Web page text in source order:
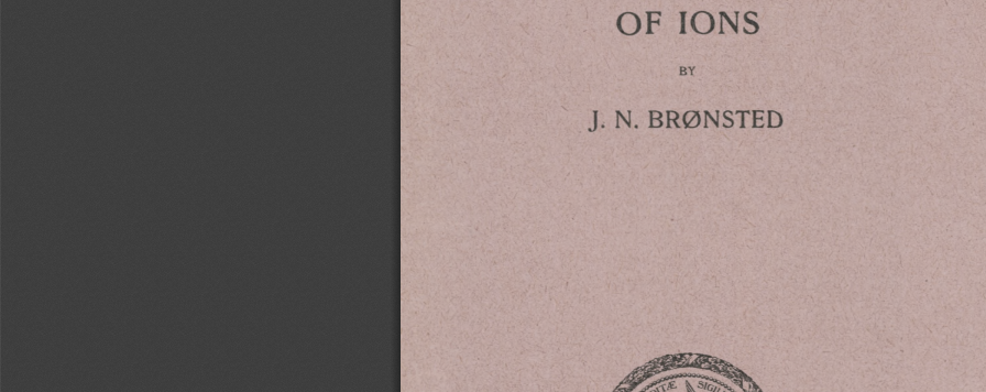
OF IONS
BY
J. N. BRØNSTED